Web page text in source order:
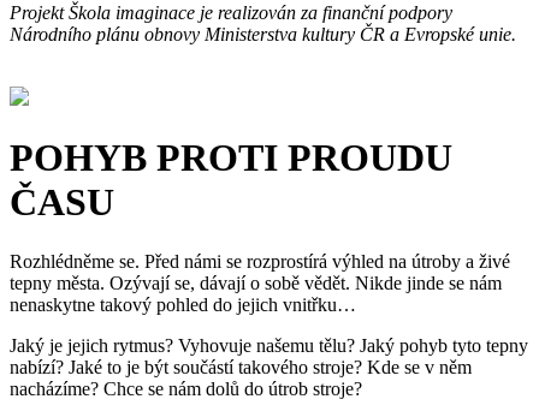
Projekt Škola imaginace je realizován za finanční podpory
Národního plánu obnovy Ministerstva kultury ČR a Evropské unie.
POHYB PROTI PROUDU
ČASU
Rozhlédněme se. Před námi se rozprostírá výhled na útroby a živé
tepny města. Ozývají se, dávají o sobě vědět. Nikde jinde se nám
nenaskytne takový pohled do jejich vnitřku…
Jaký je jejich rytmus? Vyhovuje našemu tělu? Jaký pohyb tyto tepny
nabízí? Jaké to je být součástí takového stroje? Kde se v něm
nacházíme? Chce se nám dolů do útrob stroje?